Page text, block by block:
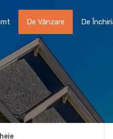
Toma Imobiliare Piatra Neamt
De Vânzare De